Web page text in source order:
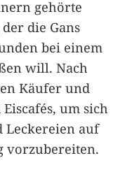
gehörte
die Gans
bei einem
will. Nach
Käufer und
um sich
Leckereien auf
vorzubereiten.